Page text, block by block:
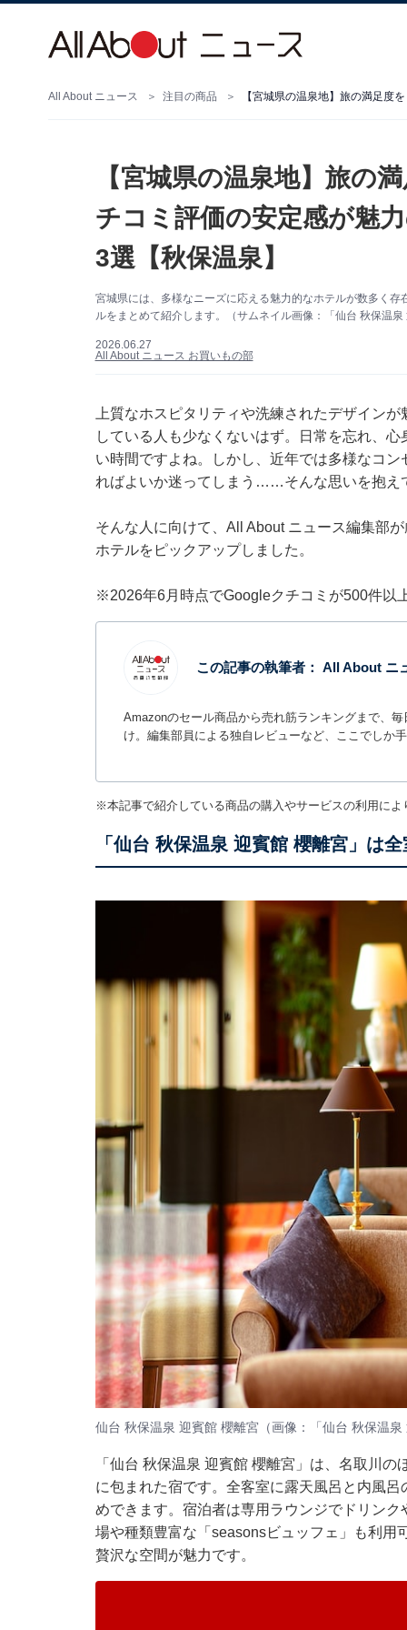
All About ニュース 注目の商品
【宮城県の温泉地】旅の
チコミ評価の安定感が魅
3選【秋保温泉】
宮城県には、多様なニーズに応える魅力的なホテルが数多く
ルをまとめて紹介します。（サムネイル画像：「仙台 秋保温
2026.06.27
All About ニュース お買いもの部
上質なホスピタリティや洗練されたデザイン
している人も少なくないはず。日常を忘れ、
い時間ですよね。しかし、近年では多様なコ
ればよいか迷ってしまう……そんな思いを抱え
そんな人に向けて、All About ニュース編集部
ホテルをピックアップしました。
※2026年6月時点でGoogleクチコミが500件以
この記事の執筆者： All About ニ
Amazonのセール商品から売れ筋ランキングまで、
け。編集部員による独自レビューなど、ここでしか
※本記事で紹介している商品の購入やサービスの利用に
「仙台 秋保温泉 迎賓館 櫻離宮」は
仙台 秋保温泉 迎賓館 櫻離宮（画像：「仙台 秋保温
「仙台 秋保温泉 迎賓館 櫻離宮」は、名取川
に包まれた宿です。全客室に露天風呂と内風
めできます。宿泊者は専用ラウンジでドリン
場や種類豊富な「seasonsビュッフェ」も利用
贅沢な空間が魅力です。